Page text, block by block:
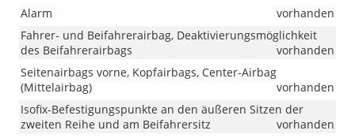
Alarm
vorhanden
Fahrer- und Beifahrerairbag, Deaktivierungsmöglichkeit
des Beifahrerairbags
vorhanden
Seitenairbags vorne, Kopfairbags, Center-Airbag
(Mittelairbag)
vorhanden
Isofix-Befestigungspunkte an den äußeren Sitzen der
zweiten Reihe und am Beifahrersitz
vorhanden